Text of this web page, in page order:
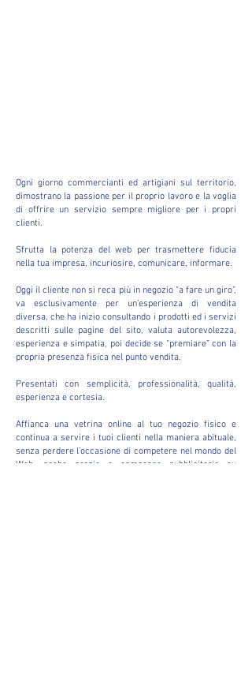
Ogni giorno commercianti ed artigiani sul territorio,
dimostrano la passione per il proprio lavoro e la voglia
di offrire un servizio sempre migliore per i propri
clienti.
Sfrutta la potenza del web per trasmettere fiducia
nella tua impresa, incuriosire, comunicare, informare.
Oggi il cliente non si reca più in negozio “a fare un giro”,
va esclusivamente per un’esperienza di vendita
diversa, che ha inizio consultando i prodotti ed i servizi
descritti sulle pagine del sito, valuta autorevolezza,
esperienza e simpatia, poi decide se “premiare” con la
propria presenza fisica nel punto vendita.
Presentati con semplicità, professionalità, qualità,
esperienza e cortesia.
Affianca una vetrina online al tuo negozio fisico e
continua a servire i tuoi clienti nella maniera abituale,
senza perdere l’occasione di competere nel mondo del
Web, anche grazie a campagne pubblicitarie su